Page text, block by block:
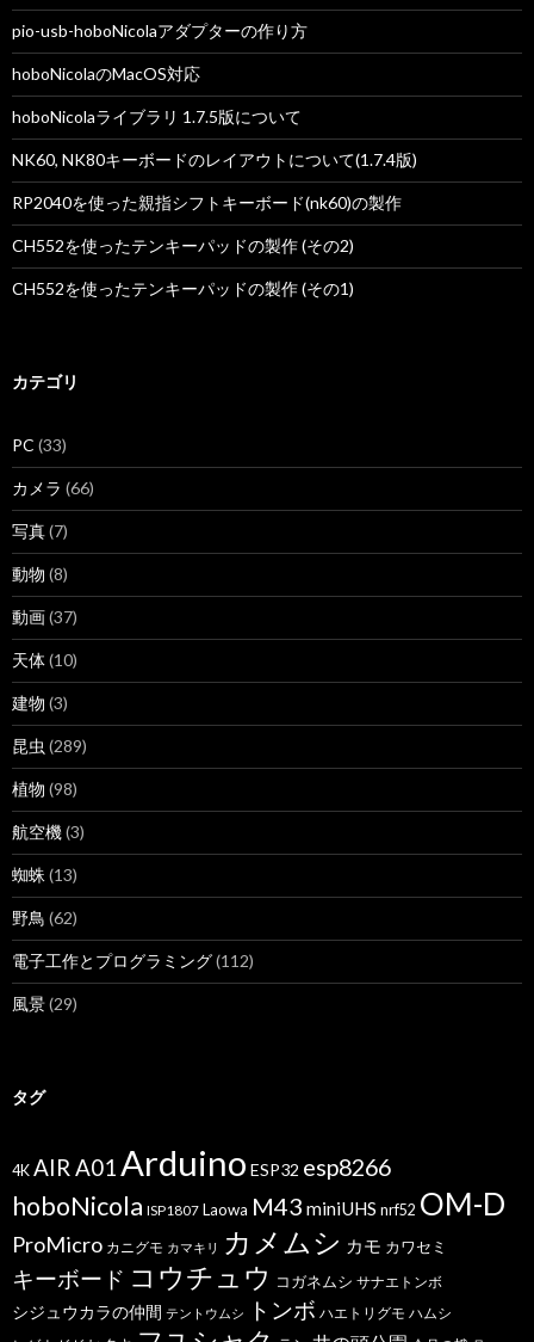
pio-usb-hoboNicolaアダプターの作り方
hoboNicolaのMacOS対応
hoboNicolaライブラリ 1.7.5版について
NK60, NK80キーボードのレイアウトについて(1.7.4版)
RP2040を使った親指シフトキーボード(nk60)の製作
CH552を使ったテンキーパッドの製作 (その2)
CH552を使ったテンキーパッドの製作 (その1)
カテゴリ
PC (33)
カメラ (66)
写真(7)
動物 (8)
動画(37)
天体(10)
建物 (3)
昆虫 (289)
植物 (98)
航空機(3)
蜘蛛 (13)
野鳥 (62)
電子工作とプログラミング(112)
風景(29)
タグ
4K AIR A01Arduino ESP32 esp8266
hoboNicola ISP1807 Laowa M43 miniUHS nrf52 OM-D
ProMicro カニグモ カマキリ カメムシ カモ カワセミ
キーボード コウチュウ コガネムシ サナエトンボ
シジュウカラの仲間 テントウムシ トンボ ハエトリグモ ハムシ